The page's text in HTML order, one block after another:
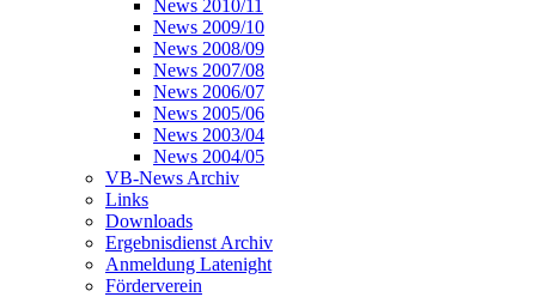
News 2010/11
News 2009/10
News 2008/09
News 2007/08
News 2006/07
News 2005/06
News 2003/04
News 2004/05
VB-News Archiv
Links
Downloads
Ergebnisdienst Archiv
Anmeldung Latenight
Förderverein